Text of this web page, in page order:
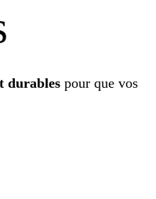
durablespour que vos